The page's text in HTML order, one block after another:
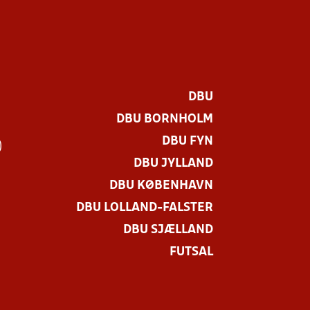
DBU
DBU BORNHOLM
DBU FYN
DBU JYLLAND
DBU KØBENHAVN
DBU LOLLAND-FALSTER
DBU SJÆLLAND
FUTSAL